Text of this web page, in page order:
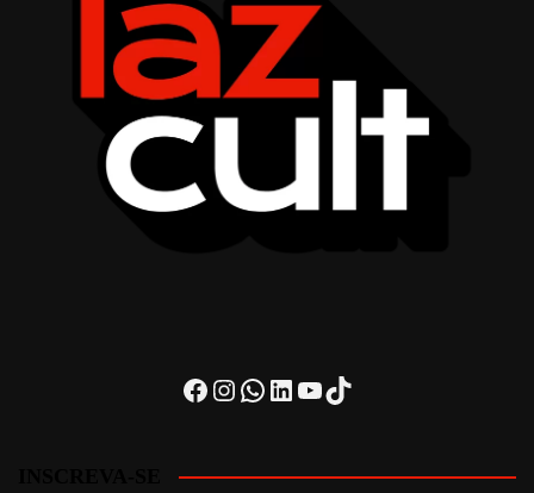
Facebook
Instagram
WhatsApp
LinkedIn
Youtube
TikTok